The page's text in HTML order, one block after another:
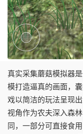
真实采集蘑菇模拟器
模打造逼真的画面，
戏以简洁的玩法呈现
视角作为农夫深入森
同，一部分可直接食